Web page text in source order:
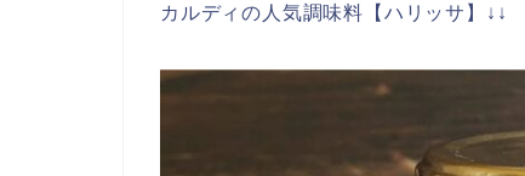
カルディの人気調味料【ハリッサ】↓↓